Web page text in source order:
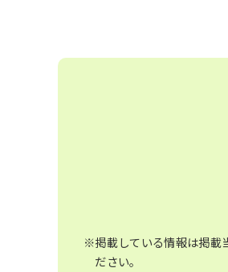
※掲載している情報は掲載
ださい。